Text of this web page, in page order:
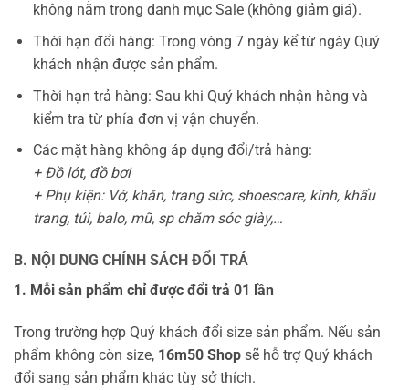
không nằm trong danh mục Sale (không giảm giá).
Thời hạn đổi hàng: Trong vòng 7 ngày kể từ ngày Quý
khách nhận được sản phẩm.
Thời hạn trả hàng: Sau khi Quý khách nhận hàng và
kiểm tra từ phía đơn vị vận chuyển.
Các mặt hàng không áp dụng đổi/trả hàng:
+ Đồ lót, đồ bơi
+ Phụ kiện: Vớ, khăn, trang sức, shoescare, kính, khẩu
trang, túi, balo, mũ, sp chăm sóc giày,…
B. NỘI DUNG CHÍNH SÁCH ĐỔI TRẢ
1. Mỗi sản phẩm chỉ được đổi trả 01 lần
Trong trường hợp Quý khách đổi size sản phẩm. Nếu sản
phẩm không còn size, 16m50 Shop sẽ hỗ trợ Quý khách
đổi sang sản phẩm khác tùy sở thích.